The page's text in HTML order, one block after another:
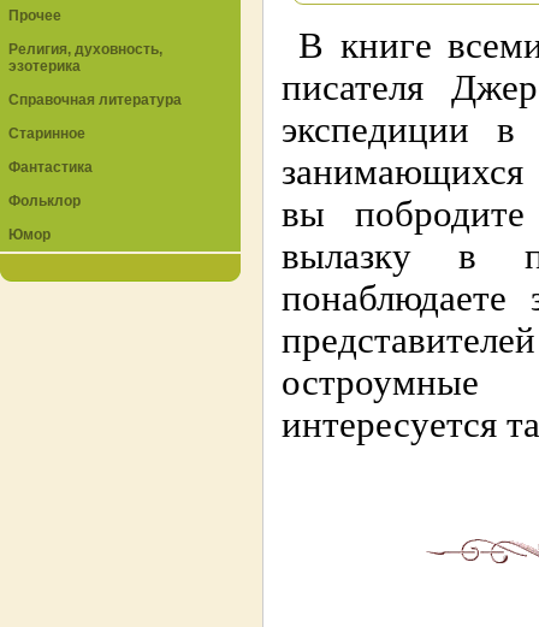
В книге
писателя
экспедиции
вы
вылазку в
интересуется
Прочее
Религия, духовность,
эзотерика
Справочная литература
Старинное
Фантастика
Фольклор
Юмор